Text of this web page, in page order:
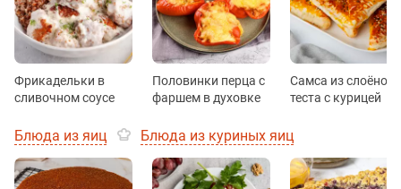
Фрикадельки в
сливочном соусе
Половинки перца с
фаршем в духовке
Самса из слоёного
теста с курицей
Блюда из яиц Блюда из куриных яиц